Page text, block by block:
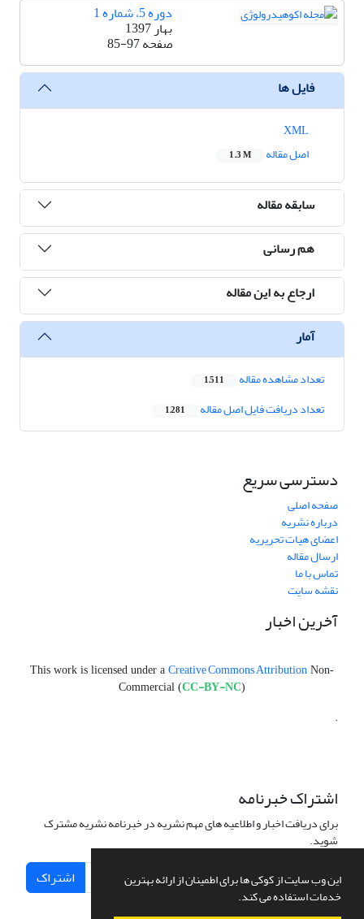
این وب سایت از کوکی ها برای اطمینان از ارائه بهترین
خدمات استفاده می کند.
دوره 5، شماره 1
بهار 1397
صفحه85-97
فایل ها
اصل مقاله
1.3 M
سابقه مقاله
هم رسانی
ارجاع به این مقاله
آمار
تعداد مشاهده مقاله 1,511
تعداد دریافت فایل اصل مقاله 1,281
دسترسی سریع
صفحه اصلی
درباره نشریه
اعضای هیات تحریریه
ارسال مقاله
تماس با ما
نقشه سایت
آخرین اخبار
This work is licensed under a Creative Commons Attribution Non-
Commercial (CC-BY-NC)
.
اشتراک خبرنامه
برای دریافت اخبار و اطلاعیه های مهم نشریه در خبرنامه نشریه مشترک
شوید.
اشتراک